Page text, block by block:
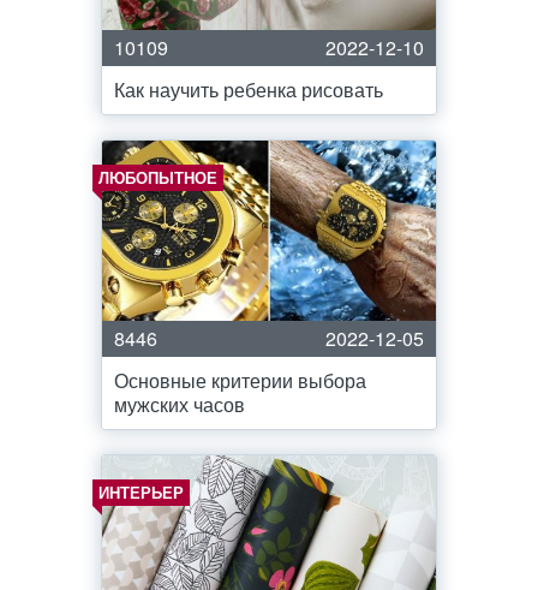
10109
2022-12-10
Как научить ребенка рисовать
ЛЮБОПЫТНОЕ
8446
2022-12-05
Основные критерии выбора
мужских часов
ИНТЕРЬЕР